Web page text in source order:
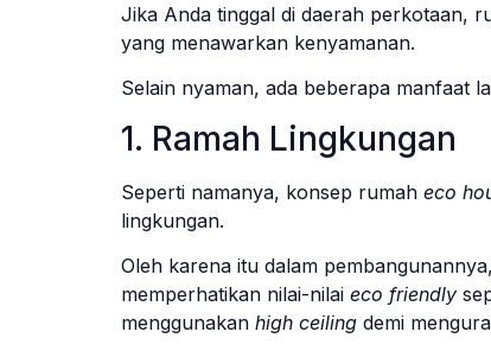
Jika Anda tinggal di daerah perkotaan,
yang menawarkan kenyamanan.
Selain nyaman, ada beberapa manfaat
1. Ramah Lingkungan
Seperti namanya, konsep rumah eco
lingkungan.
Oleh karena itu dalam
memperhatikan nilai-nilai eco friendly
menggunakan high ceiling demi